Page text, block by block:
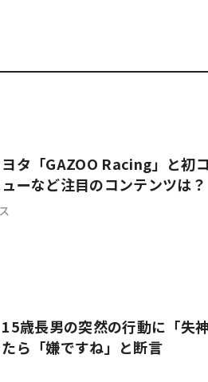
タ「GAZOO Racing」と初
ーなど注目のコンテンツは？
歳長男の突然の行動に「失
ら「嫌ですね」と断言